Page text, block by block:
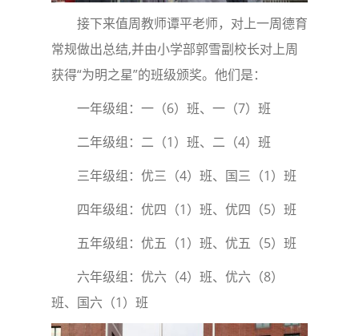
接下来值周教师谭平老师，对上一周德育
常规做出总结,并由小学部郭雪副校长对上周
获得“为明之星”的班级颁奖。他们是：
一年级组：一（6）班、一（7）班
二年级组：二（1）班、二（4）班
三年级组：优三（4）班、国三（1）班
四年级组：优四（1）班、优四（5）班
五年级组：优五（1）班、优五（5）班
六年级组：优六（4）班、优六（8）
班、国六（1）班